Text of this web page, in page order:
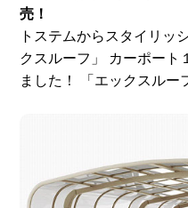
売！
トステムからスタイリッ
クスルーフ」 カーポート
ました！ 「エックスルー